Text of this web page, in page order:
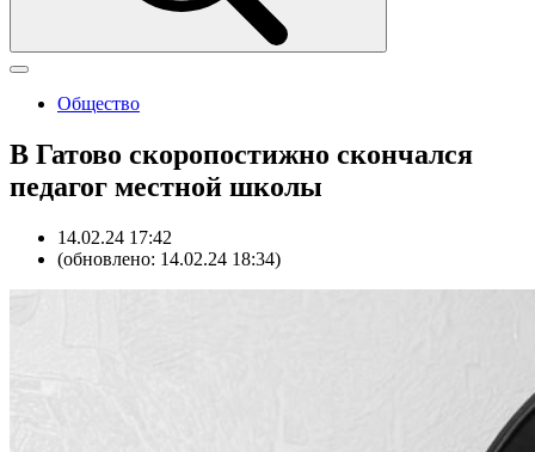
Общество
В Гатово скоропостижно скончался
педагог местной школы
14.02.24 17:42
(обновлено: 14.02.24 18:34)